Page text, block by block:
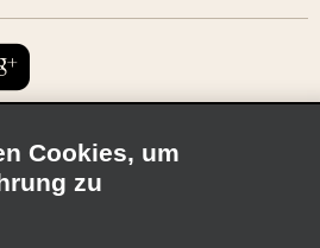
Nutzungsbedingungen
Cookie-Richtlinie
Cookies, um
zu